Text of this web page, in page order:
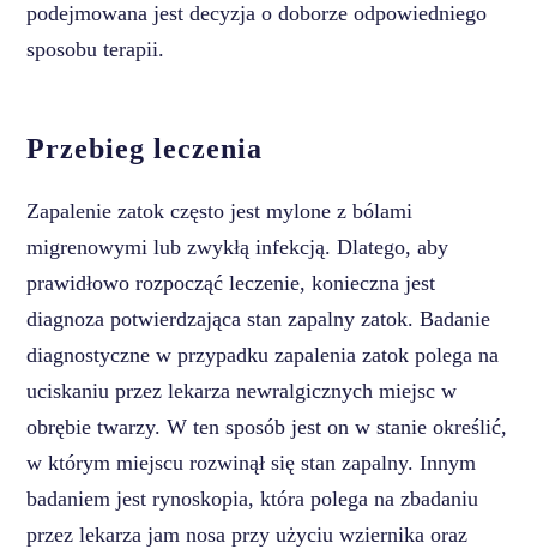
podejmowana jest decyzja o doborze odpowiedniego
sposobu terapii.
Przebieg leczenia
Zapalenie zatok często jest mylone z bólami
migrenowymi lub zwykłą infekcją. Dlatego, aby
prawidłowo rozpocząć leczenie, konieczna jest
diagnoza potwierdzająca stan zapalny zatok. Badanie
diagnostyczne w przypadku zapalenia zatok polega na
uciskaniu przez lekarza newralgicznych miejsc w
obrębie twarzy. W ten sposób jest on w stanie określić,
w którym miejscu rozwinął się stan zapalny. Innym
badaniem jest rynoskopia, która polega na zbadaniu
przez lekarza jam nosa przy użyciu wziernika oraz